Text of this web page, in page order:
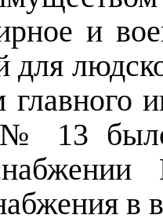
и
для
главного
13
в